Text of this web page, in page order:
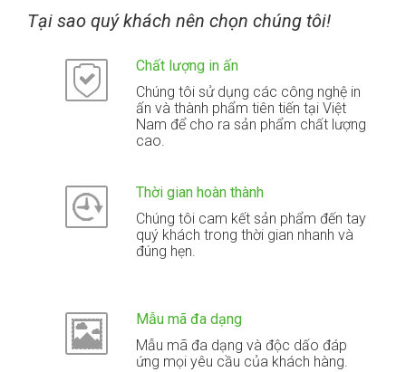
Tại sao quý khách nên chọn chúng tôi!
Chất lượng in ấn
Chúng tôi sử dụng các công nghệ in
ấn và thành phẩm tiên tiến tại Việt
Nam để cho ra sản phẩm chất lượng
cao.
Thời gian hoàn thành
Chúng tôi cam kết sản phẩm đến tay
quý khách trong thời gian nhanh và
đúng hẹn.
Mẫu mã đa dạng
Mẫu mã đa dạng và độc dấo đáp
ứng mọi yêu cầu của khách hàng.